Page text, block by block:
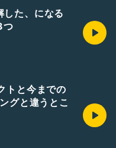
た、になる
つ
トと今までの
グと違うとこ